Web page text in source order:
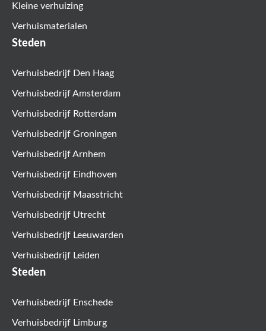
Kleine verhuizing
Verhuismaterialen
Steden
Verhuisbedrijf Den Haag
Verhuisbedrijf Amsterdam
Verhuisbedrijf Rotterdam
Verhuisbedrijf Groningen
Verhuisbedrijf Arnhem
Verhuisbedrijf Eindhoven
Verhuisbedrijf Maasstricht
Verhuisbedrijf Utrecht
Verhuisbedrijf Leeuwarden
Verhuisbedrijf Leiden
Steden
Verhuisbedrijf Enschede
Verhuisbedrijf Limburg